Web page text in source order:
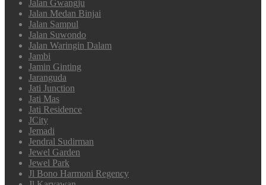
Jalan Gwangju
Jalan Medan Binjai
Jalan Sampul
Jalan Suwondo
Jalan Waringin Dalam
Jambi
Jamin Ginting
Jaranguda
Jati Junction
Jati Mas
Jati Residence
JCity
Jemadi
Jendral Sudirman
Jewel Garden
Jewel Park
Jl Bono Harmoni Regency